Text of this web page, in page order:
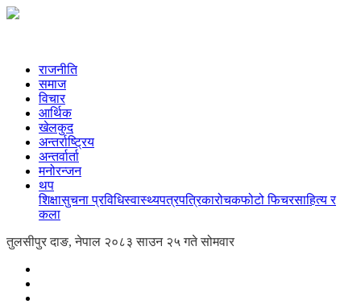
राजनीति
समाज
विचार
आर्थिक
खेलकुद
अन्तर्राष्ट्रिय
अन्तर्वार्ता
मनोरन्जन
थप
शिक्षासुचना प्रविधिस्वास्थ्यपत्रपत्रिकारोचकफोटो फिचरसाहित्य र
कला
तुलसीपुर दाङ, नेपाल २०८३ साउन २५ गते सोमवार